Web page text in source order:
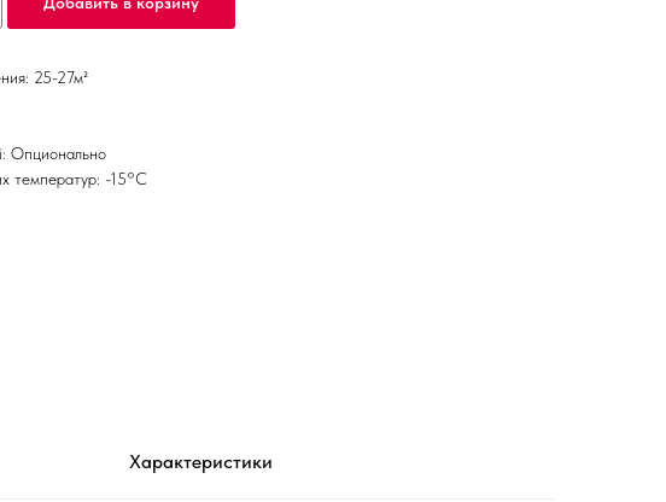
25-27м²
Опционально
температур: -15°С
Характеристики